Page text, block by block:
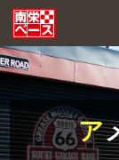
ア